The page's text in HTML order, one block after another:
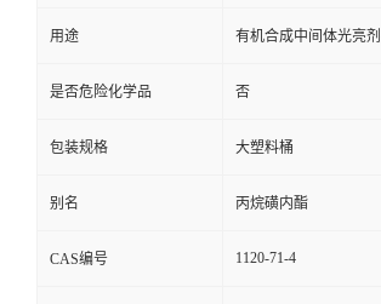
用途 有机合成中间体光亮
是否危险化学品 否
包装规格 大塑料桶
别名 丙烷磺内酯
CAS编号 1120-71-4